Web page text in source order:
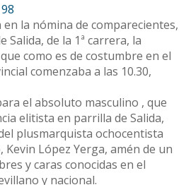
la nómina de comparecientes,
Salida, de la 1ª carrera, la
como es de costumbre en el
comenzaba a las 10.30,
el absoluto masculino , que
elitista en parrilla de Salida,
plusmarquista ochocentista
López Yerga, amén de un
y caras conocidas en el
y nacional.